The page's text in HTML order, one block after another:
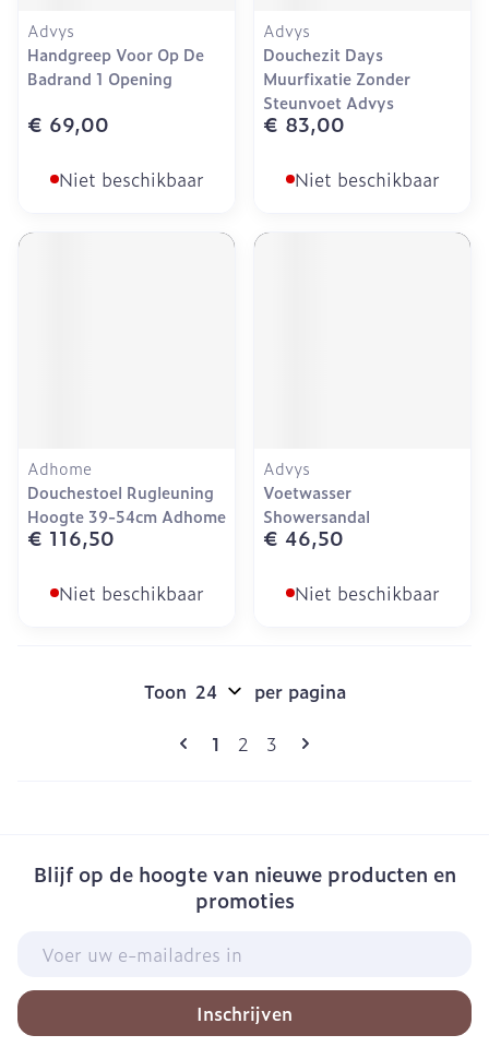
Advys
Handgreep Voor Op De
Badrand 1 Opening
€ 69,00
Niet beschikbaar
Advys
Douchezit Days
Muurfixatie Zonder
Steunvoet Advys
€ 83,00
Niet beschikbaar
Adhome
Douchestoel Rugleuning
Hoogte 39-54cm Adhome
€ 116,50
Niet beschikbaar
Advys
Voetwasser
Showersandal
€ 46,50
Niet beschikbaar
Pagina's
U lees momenteel pagina
1 Pagina
2 Pagina
3
Toon per pagina
Blijf op de hoogte van nieuwe producten en
promoties
Inschrijven